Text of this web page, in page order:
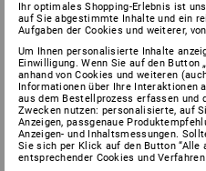
Ihr optimales Shopping-Erlebnis ist
auf Sie abgestimmte Inhalte und ein
Aufgaben der Cookies und weiterer,
Um Ihnen personalisierte Inhalte
Einwilligung. Wenn Sie auf den Button
anhand von Cookies und weiteren
Informationen über Ihre Interaktionen
aus dem Bestellprozess erfassen und
Zwecken nutzen: personalisierte, auf
Anzeigen, passgenaue
Anzeigen- und Inhaltsmessungen.
Sie sich per Klick auf den Button “Alle
entsprechender Cookies und